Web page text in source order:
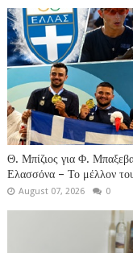
Θ. Μπίζιος για Φ.
Ελασσόνα – Το μέλλον
August 07, 2026 0